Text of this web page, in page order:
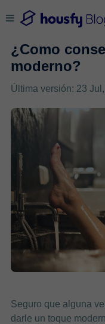
¿Como
moderno?
Última versión: 23
Seguro que alguna
darle un toque